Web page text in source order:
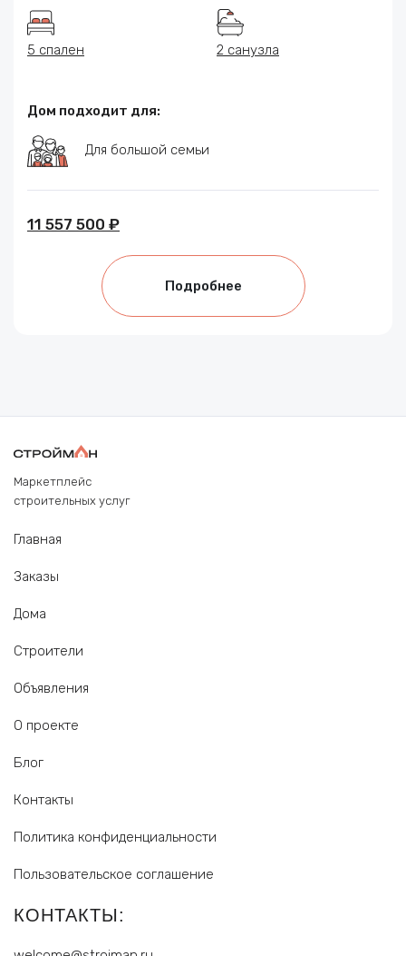
5 спален 2 санузла
Дом подходит для:
Для большой семьи
11 557 500 ₽
Подробнее
Маркетплейс
строительных услуг
Главная
Заказы
Дома
Строители
Объявления
О проекте
Блог
Контакты
Политика конфиденциальности
Пользовательское соглашение
КОНТАКТЫ: